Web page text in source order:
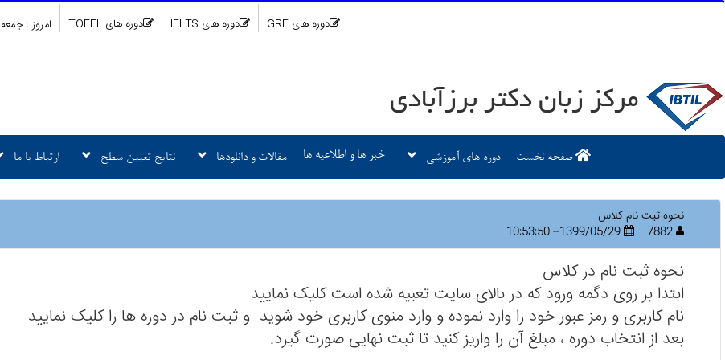
دوره های GRE دوره های IELTS دوره های TOEFL امروز : جمعه 1405/05/16
مرکز زبان دکتر برزآبادی
صفحه نخست دوره های آموزشی خبر ها و اطلاعیه ها مقالات و دانلودها نتایج تعیین سطح ارتباط با ما
نحوه ثبت نام کلاس
نحوه ثبت نام در کلاس
ابتدا بر روی دگمه ورودکه در بالای سایت تعبیه شده است کلیک نمایید
نام کاربری و رمز عبور خود را وارد نموده و وارد منوی کاربری خود شوید و ثبت نام در دوره ها را کلیک نمایید
بعد از انتخاب دوره ، مبلغ آن را واریز کنید تا ثبت نهایی صورت گیرد.